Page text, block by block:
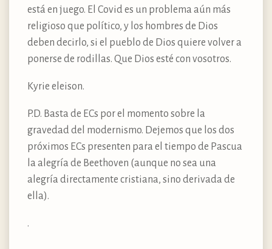
está en juego. El Covid es un problema aún más
religioso que político, y los hombres de Dios
deben decirlo, si el pueblo de Dios quiere volver a
ponerse de rodillas. Que Dios esté con vosotros.
Kyrie eleison.
P.D. Basta de ECs por el momento sobre la
gravedad del modernismo. Dejemos que los dos
próximos ECs presenten para el tiempo de Pascua
la alegría de Beethoven (aunque no sea una
alegría directamente cristiana, sino derivada de
ella).
.